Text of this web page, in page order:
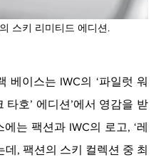
스키 리미티드 에디션.
베이스는 IWC의 ‘파일럿 워
타호’ 에디션’에서 영감을 받
는 팩션과 IWC의 로고, ‘레
데, 팩션의 스키 컬렉션 중 최